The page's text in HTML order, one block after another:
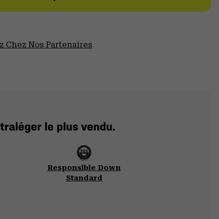
Chez Nos Partenaires
le plus vendu.
Responsible Down
Standard